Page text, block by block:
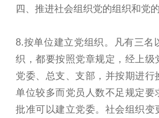
四、推进社会组织党的组织和党
8.按单位建立党组织。凡有三名
织，都要按照党章规定，经上级
党委、总支、支部，并按期进行
单位较多而党员人数不足规定要
批准可以建立党委。社会组织变